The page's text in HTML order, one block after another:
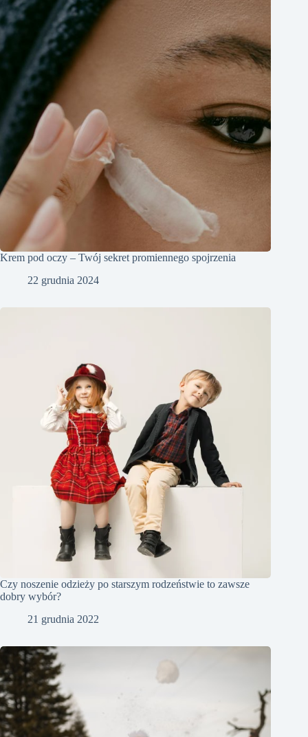
Krem pod oczy – Twój sekret promiennego spojrzenia
22 grudnia 2024
Czy noszenie odzieży po starszym rodzeństwie to zawsze
dobry wybór?
21 grudnia 2022